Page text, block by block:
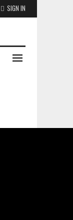
SIGN IN